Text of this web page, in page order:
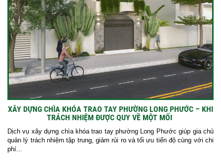
XÂY DỰNG CHÌA KHÓA TRAO TAY PHƯỜNG LONG PHƯỚC – KHI
TRÁCH NHIỆM ĐƯỢC QUY VỀ MỘT MỐI
Dịch vụ xây dựng chìa khóa trao tay phường Long Phước giúp gia chủ
quản lý trách nhiệm tập trung, giảm rủi ro và tối ưu tiến độ cùng với chi
phí...